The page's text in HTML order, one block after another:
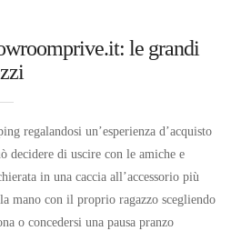
le grandi
regalandosi un’esperienza d’acquisto
decidere di uscire con le amiche e
in una caccia all’accessorio più
mano con il proprio ragazzo scegliendo
o concedersi una pausa pranzo